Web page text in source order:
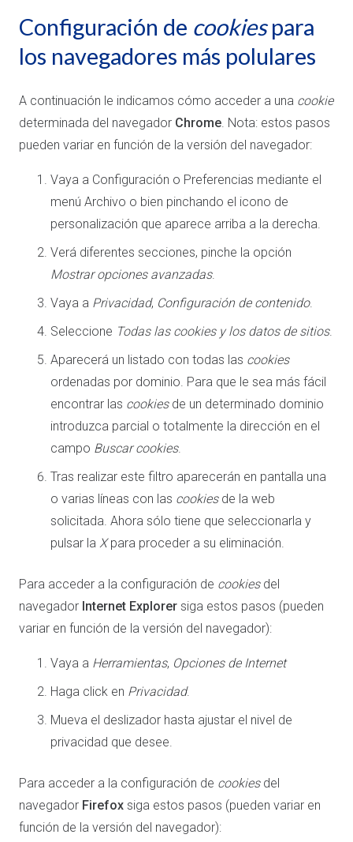
Configuración de cookiespara
los navegadores más polulares
A continuación le indicamos cómo acceder a una cookie
determinada del navegador Chrome . Nota: estos pasos
pueden variar en función de la versión del navegador:
Vaya a Configuración o Preferencias mediante el
menú Archivo o bien pinchando el icono de
personalización que aparece arriba a la derecha.
Verá diferentes secciones, pinche la opción
Mostrar opciones avanzadas.
Vaya a Privacidad, Configuración de contenido.
Seleccione Todas las cookiesy los datos de sitios.
Aparecerá un listado con todas las cookies
ordenadas por dominio. Para que le sea más fácil
encontrar las cookiesde un determinado dominio
introduzca parcial o totalmente la dirección en el
campo Buscar cookies.
Tras realizar este filtro aparecerán en pantalla una
o varias líneas con las cookiesde la web
solicitada. Ahora sólo tiene que seleccionarla y
pulsar la Xpara proceder a su eliminación.
Para acceder a la configuración de cookiesdel
navegador Internet Explorer siga estos pasos (pueden
variar en función de la versión del navegador):
Vaya a Herramientas, Opciones de Internet
Haga click en Privacidad.
Mueva el deslizador hasta ajustar el nivel de
privacidad que desee.
Para acceder a la configuración de cookiesdel
navegador Firefox siga estos pasos (pueden variar en
función de la versión del navegador):